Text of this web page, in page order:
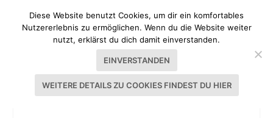
SEW A CHICKEN – HÜHNERALARM
Diese Website benutzt Cookies, um dir ein komfortables
Nutzererlebnis zu ermöglichen. Wenn du die Website weiter
nutzt, erklärst du dich damit einverstanden.
EINVERSTANDEN
WEITERE DETAILS ZU COOKIES FINDEST DU HIER